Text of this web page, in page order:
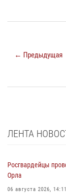
← Предыдущая
ЛЕНТА
Росгвардейцы
Орла
06 августа 2026, 14:11